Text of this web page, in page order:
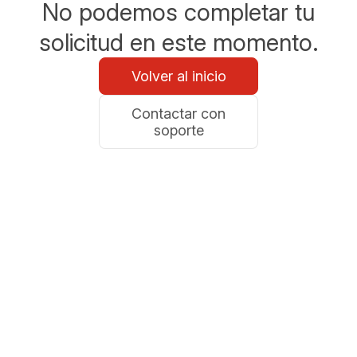
No podemos completar tu
solicitud en este momento.
Volver al inicio
Contactar con
soporte